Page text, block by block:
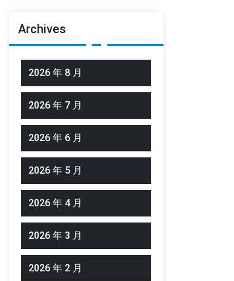
Archives
2026 年 8 月
2026 年 7 月
2026 年 6 月
2026 年 5 月
2026 年 4 月
2026 年 3 月
2026 年 2 月